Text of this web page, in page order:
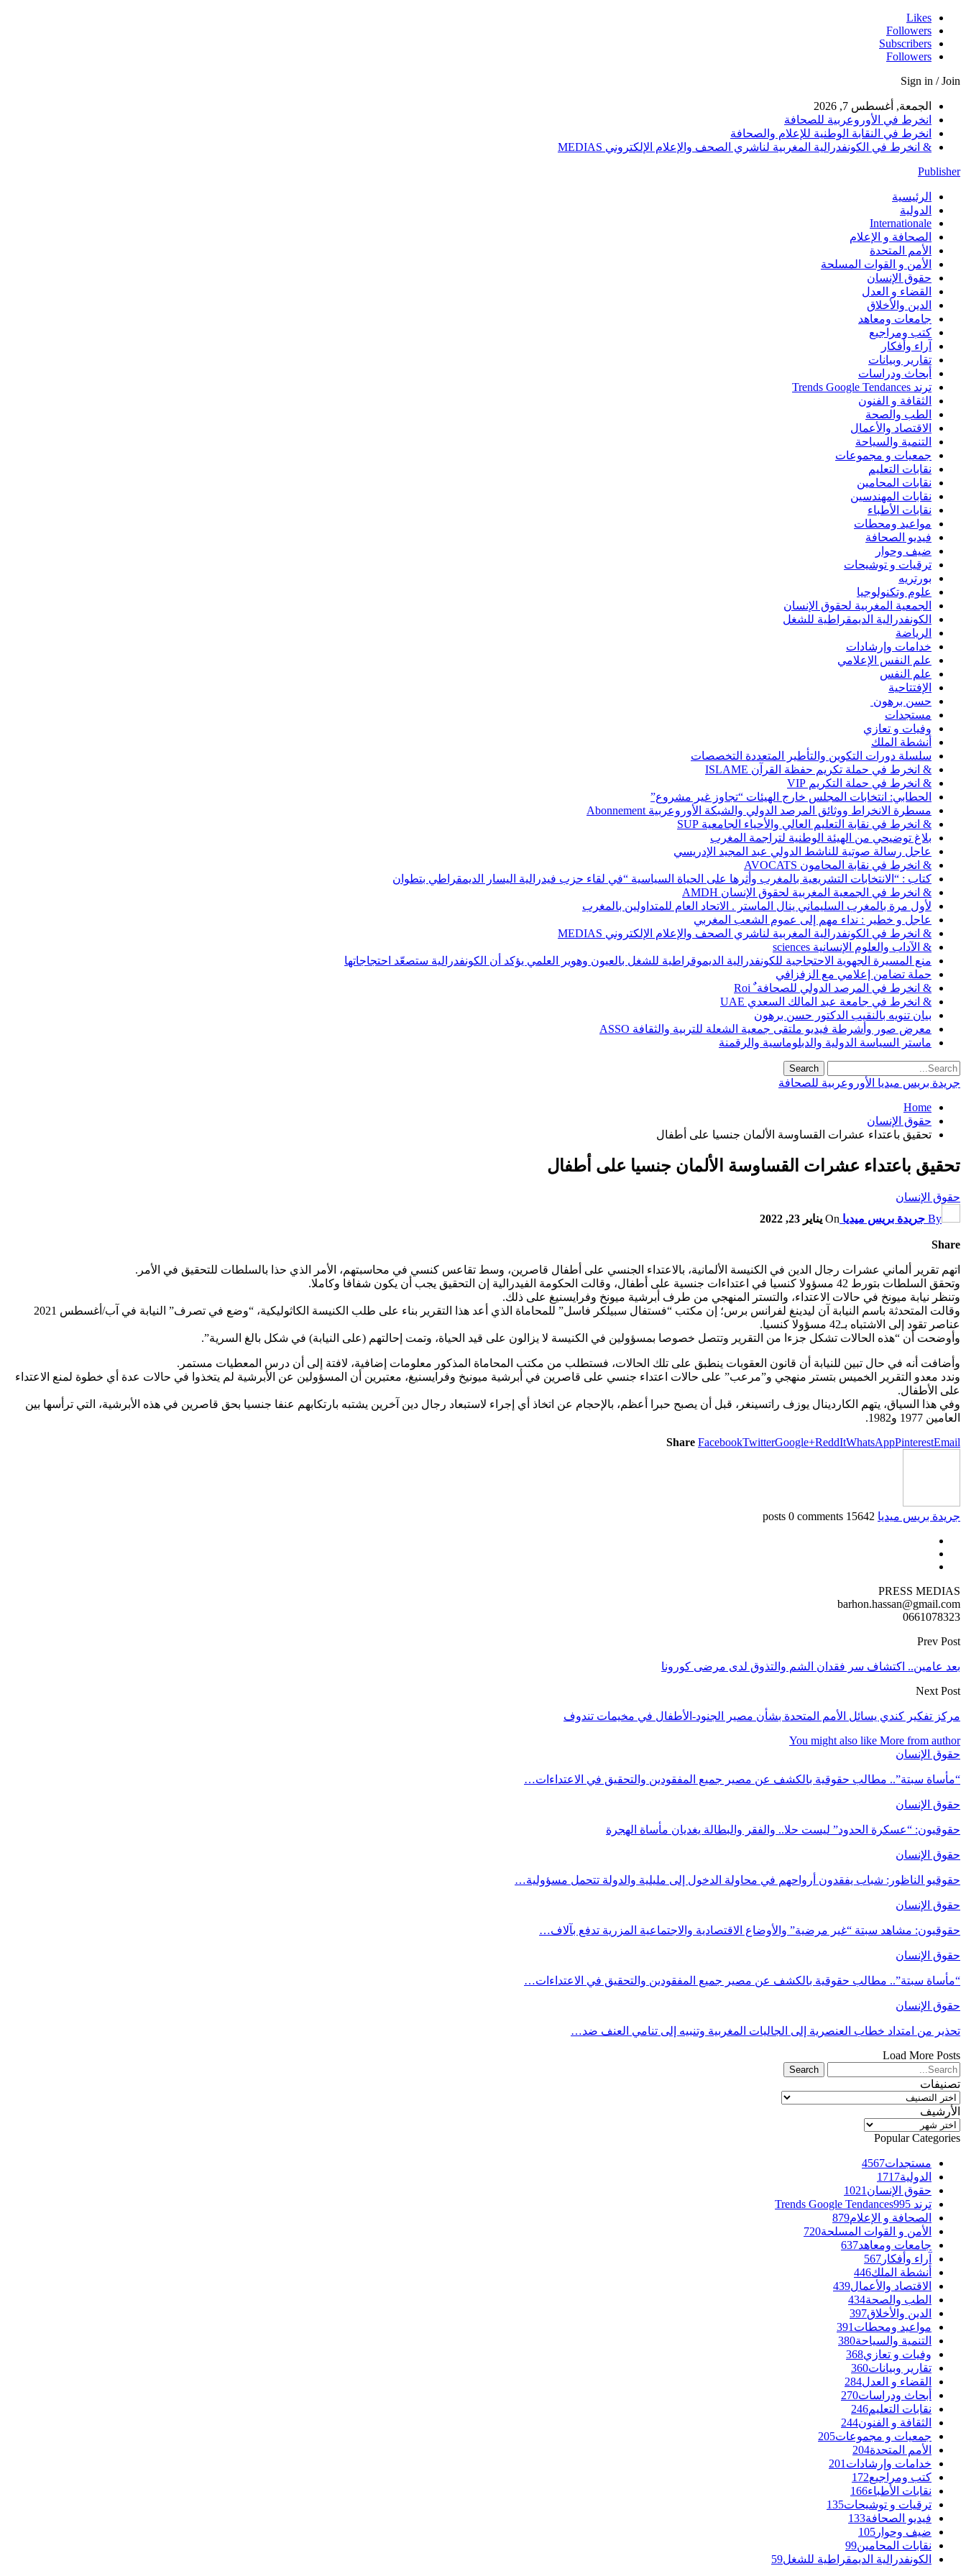
Likes
Followers
Subscribers
Followers
Sign in / Join
الجمعة, أغسطس 7, 2026
انخرط في الأوروعربية للصحافة
انخرط في النقابة الوطنية للإعلام والصحافة
& انخرط في الكونفدرالية المغربية لناشري الصحف والإعلام الإلكتروني MEDIAS
Publisher
الرئيسية
الدولية
Internationale
الصحافة و الإعلام
الأمم المتحدة
الأمن و القوات المسلحة
حقوق الإنسان
القضاء و العدل
الدين والأخلاق
جامعات ومعاهد
كتب ومراجيع
آراء وأفكار
تقارير وبيانات
أبحاث ودراسات
ترند Trends Google Tendances
الثقافة و الفنون
الطب والصحة
الاقتصاد والأعمال
التنمية والسياحة
جمعيات و مجموعات
نقابات التعليم
نقابات المحامين
نقابات المهندسين
نقابات الأطباء
مواعيد ومحطات
فيديو الصحافة
ضيف وحوار
ترقيات و توشيحات
بورتريه
علوم وتكنولوجيا
الجمعية المغربية لحقوق الإنسان
الكونفدرالية الديمقراطية للشغل
الرياضة
خدامات وإرشادات
علم النفس الإعلامي
علم النفس
الإفتتاحية
حسن برهون
مستجدات
وفيات و تعازي
أنشطة الملك
سلسلة دورات التكوين والتأطير المتعددة التخصصات
& انخرط في حملة تكريم حفظة القرآن ISLAME
& انخرط في حملة التكريم VIP
الحطابي: انتخابات المجلس خارج الهيئات “تجاوز غير مشروع”
مسطرة الانخراط ووثائق المرصد الدولي والشبكة الأوروعربية Abonnement
& انخرط في نقابة التعليم العالي والأحياء الجامعية SUP
بلاغ توضيحي من الهيئة الوطنية لتراجمة المغرب
عاجل رسالة صوتية للناشط الدولي عبد المجيد الإدريسي
& انخرط في نقابة المحامون AVOCATS
كتاب : “الانتخابات التشريعية بالمغرب وأثرها على الحياة السياسية “في لقاء حزب فيدرالية اليسار الديمقراطي بتطوان
& انخرط في الجمعية المغربية لحقوق الإنسان AMDH
لأول مرة بالمغرب السليماني ينال الماستر . الاتحاد العام للمتداولين بالمغرب
عاجل و خطير : نداء مهم إلى عموم الشعب المغربي
& انخرط في الكونفدرالية المغربية لناشري الصحف والإعلام الإلكتروني MEDIAS
& الآداب والعلوم الإنسانية sciences
منع المسيرة الجهوية الاحتجاجية للكونفدرالية الديموقراطية للشغل بالعيون وهوير العلمي يؤكد أن الكونفدرالية ستصعّد احتجاجاتها
حملة تضامن إعلامي مع الزفزافي
& انخرط في المرصد الدولي للصحافة ٌ Roi
& انخرط في جامعة عبد المالك السعدي UAE
بيان تنويه بالنقيب الدكتور حسن برهون
معرض صور وأشرطة فيديو ملتقى جمعية الشعلة للتربية والثقافة ASSO
ماستر السياسة الدولية والدبلوماسية والرقمنة
جريدة بريس ميديا الأوروعربية للصحافة
Home
حقوق الإنسان
تحقيق باعتداء عشرات القساوسة الألمان جنسيا على أطفال
تحقيق باعتداء عشرات القساوسة الألمان جنسيا على أطفال
حقوق الإنسان
By جريدة بريس ميديا On يناير 23, 2022
Share
اتهم تقرير ألماني عشرات رجال الدين في الكنيسة الألمانية، بالاعتداء الجنسي على أطفال قاصرين، وسط تقاعس كنسي في محاسبتهم، الأمر الذي حذا بالسلطات للتحقيق في الأمر.
وتحقق السلطات بتورط 42 مسؤولا كنسيا في اعتداءات جنسية على أطفال، وقالت الحكومة الفيدرالية إن التحقيق يجب أن يكون شفافا وكاملا.
وتنظر نيابة ميونخ في حالات الاعتداء، والتستر المنهجي من طرف أبرشية ميونخ وفرايسنيغ على ذلك.
وقالت المتحدثة باسم النيابة آن ليدينغ لفرانس برس؛ إن مكتب “فستفال سبيلكر فاسل” للمحاماة الذي أعد هذا التقرير بناء على طلب الكنيسة الكاثوليكية، “وضع في تصرف” النيابة في آب/أغسطس 2021
عناصر تقود إلى الاشتباه بـ42 مسؤولا كنسيا.
وأوضحت أن “هذه الحالات تشكل جزءا من التقرير وتتصل خصوصا بمسؤولين في الكنيسة لا يزالون على قيد الحياة، وتمت إحالتهم (على النيابة) في شكل بالغ السرية”.
وأضافت أنه في حال تبين للنيابة أن قانون العقوبات ينطبق على تلك الحالات، فستطلب من مكتب المحاماة المذكور معلومات إضافية، لافتة إلى أن درس المعطيات مستمر.
وندد معدو التقرير الخميس بتستر منهجي و”مرعب” على حالات اعتداء جنسي على قاصرين في أبرشية ميونيخ وفرايسنيغ، معتبرين أن المسؤولين عن الأبرشية لم يتخذوا في حالات عدة أي خطوة لمنع الاعتداء
على الأطفال.
وفي هذا السياق، يتهم الكاردينال يوزف راتسينغر، قبل أن يصبح حبرا أعظم، بالإحجام عن اتخاذ أي إجراء لاستبعاد رجال دين آخرين يشتبه بارتكابهم عنفا جنسيا بحق قاصرين في هذه الأبرشية، التي ترأسها بين
العامين 1977 و1982.
Share FacebookTwitterGoogle+ReddItWhatsAppPinterestEmail
جريدة بريس ميديا 15642 posts
0 comments
PRESS MEDIAS
barhon.hassan@gmail.com
0661078323
Prev Post
بعد عامين.. اكتشاف سر فقدان الشم والتذوق لدى مرضى كورونا
Next Post
مركز تفكير كندي يسائل الأمم المتحدة بشأن مصير الجنود-الأطفال في مخيمات تندوف
You might also like More from author
حقوق الإنسان
“مأساة سبتة”.. مطالب حقوقية بالكشف عن مصير جميع المفقودين والتحقيق في الاعتداءات…
حقوق الإنسان
حقوقيون: “عسكرة الحدود” ليست حلا.. والفقر والبطالة يغديان مأساة الهجرة
حقوق الإنسان
حقوقيو الناظور: شباب يفقدون أرواحهم في محاولة الدخول إلى مليلية والدولة تتحمل مسؤولية…
حقوق الإنسان
حقوقيون: مشاهد سبتة “غير مرضية” والأوضاع الاقتصادية والاجتماعية المزرية تدفع بآلاف…
حقوق الإنسان
“مأساة سبتة”.. مطالب حقوقية بالكشف عن مصير جميع المفقودين والتحقيق في الاعتداءات…
حقوق الإنسان
تحذير من امتداد خطاب العنصرية إلى الجاليات المغربية وتنبيه إلى تنامي العنف ضد…
Load More Posts
تصنيفات
تصنيفات
الأرشيف
الأرشيف
Popular Categories
مستجدات4567
الدولية1717
حقوق الإنسان 1021
ترند Trends Google Tendances 995
الصحافة و الإعلام879
الأمن و القوات المسلحة720
جامعات ومعاهد637
آراء وأفكار 567
أنشطة الملك446
الاقتصاد والأعمال439
الطب والصحة434
الدين والأخلاق397
مواعيد ومحطات 391
التنمية والسياحة380
وفيات و تعازي368
تقارير وبيانات360
القضاء و العدل284
أبحاث ودراسات270
نقابات التعليم246
الثقافة و الفنون244
جمعيات و مجموعات205
الأمم المتحدة204
خدامات وإرشادات 201
كتب ومراجيع172
نقابات الأطباء166
ترقيات و توشيحات135
فيديو الصحافة133
ضيف وحوار 105
نقابات المحامين99
الكونفدرالية الديمقراطية للشغل59